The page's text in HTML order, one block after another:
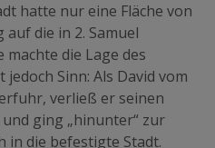
hatte nur eine Fläche von
die in 2. Samuel
machte die Lage des
jedoch Sinn: Als David vom
verließ er seinen
ging „hinunter“ zur
in die befestigte Stadt.